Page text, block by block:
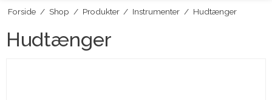
Forside / Shop / Produkter / Instrumenter / Hudtænger
Hudtænger